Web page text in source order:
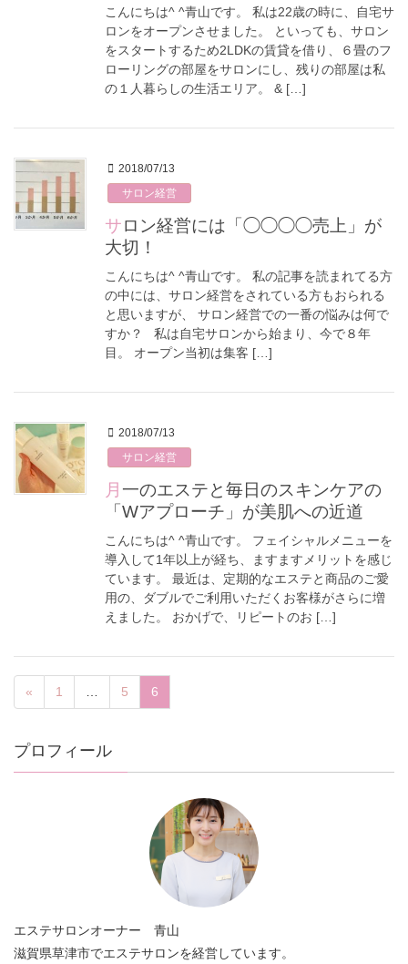
こんにちは^ ^青山です。 私は22歳の時に、自宅サ
ロンをオープンさせました。 といっても、サロン
をスタートするため2LDKの賃貸を借り、６畳のフ
ローリングの部屋をサロンにし、残りの部屋は私
の１人暮らしの生活エリア。 & […]
2018/07/13
サロン経営
サロン経営には「◯◯◯◯売上」が
大切！
こんにちは^ ^青山です。 私の記事を読まれてる方
の中には、サロン経営をされている方もおられる
と思いますが、 サロン経営での一番の悩みは何で
すか？ 私は自宅サロンから始まり、今で８年
目。 オープン当初は集客 […]
2018/07/13
サロン経営
月一のエステと毎日のスキンケアの
「Wアプローチ」が美肌への近道
こんにちは^ ^青山です。 フェイシャルメニューを
導入して1年以上が経ち、ますますメリットを感じ
ています。 最近は、定期的なエステと商品のご愛
用の、ダブルでご利用いただくお客様がさらに増
えました。 おかげで、リピートのお […]
« 1 5 6
プロフィール
エステサロンオーナー 青山
滋賀県草津市でエステサロンを経営しています。